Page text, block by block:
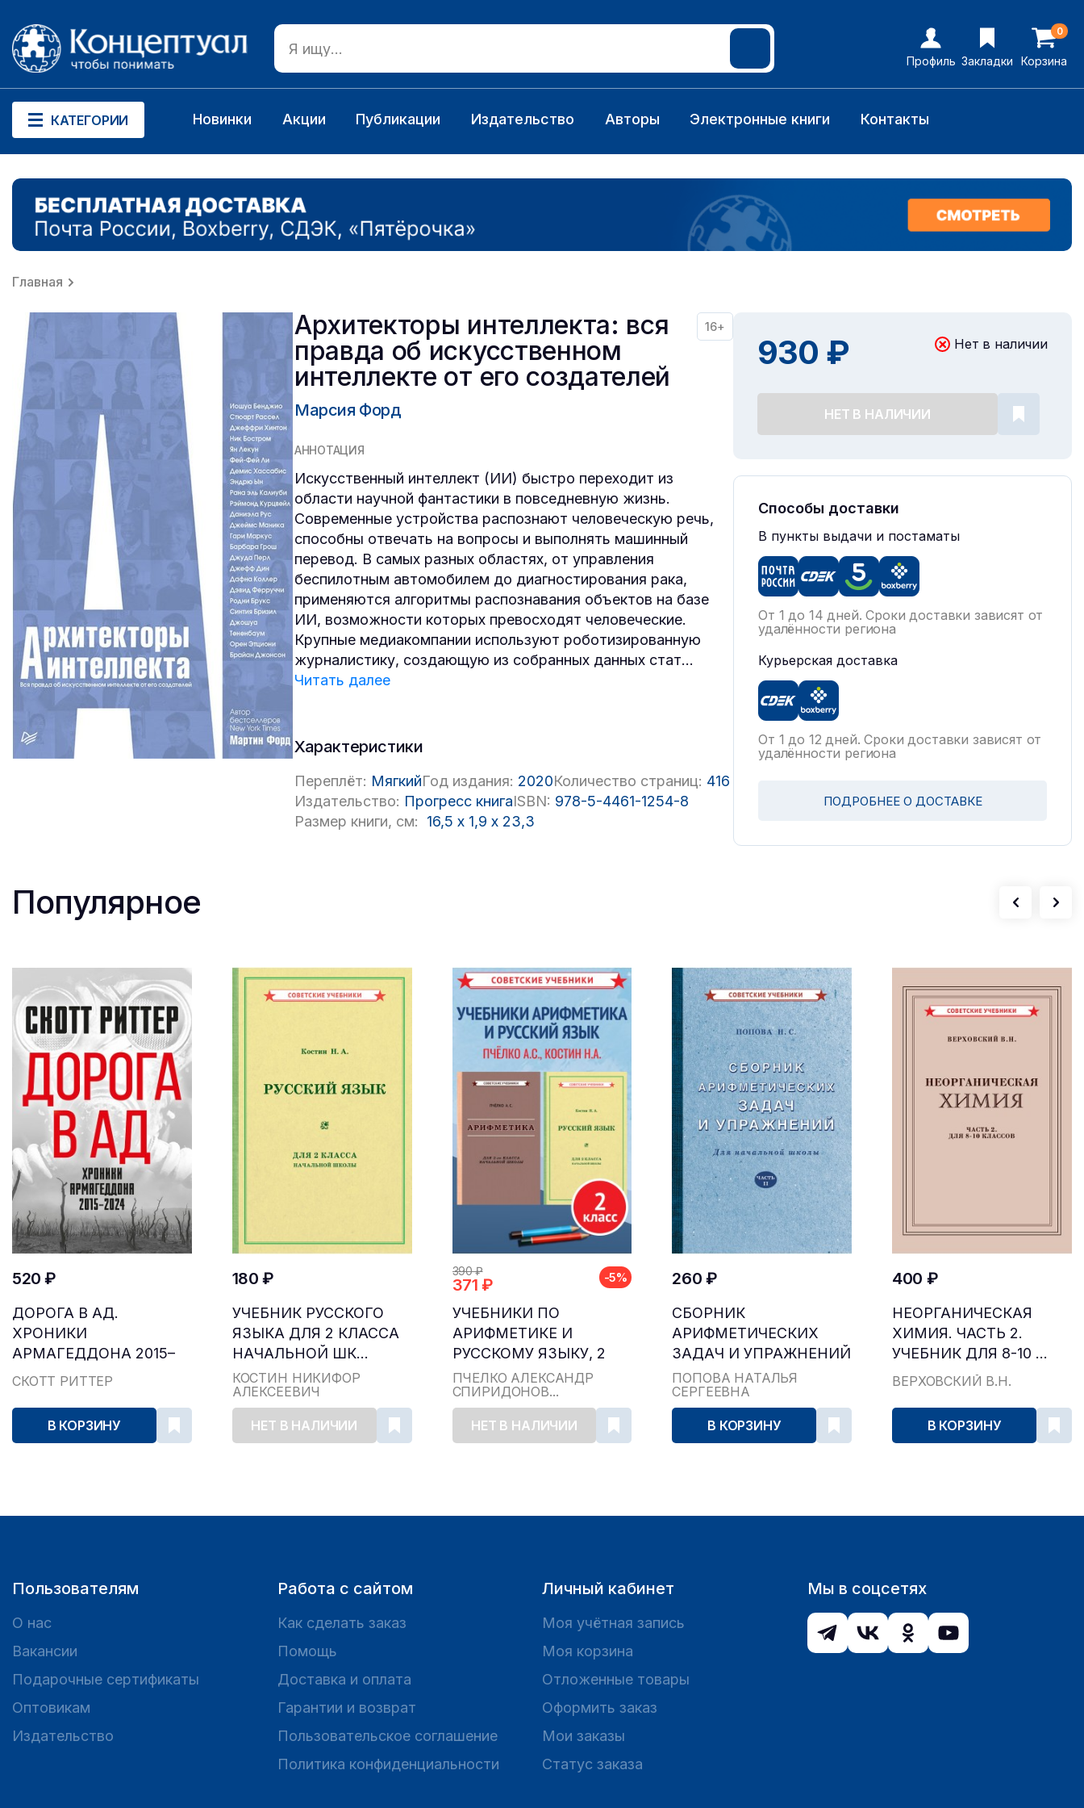
Профиль Закладки
0
Корзина
КАТЕГОРИИ Новинки Акции Публикации Издательство Авторы Электронные книги Контакты
Главная
Архитекторы интеллекта: вся
правда об искусственном
интеллекте от его создателей
16+
Марсия Форд
АННОТАЦИЯ
Искусственный интеллект (ИИ) быстро переходит из
области научной фантастики в повседневную жизнь.
Современные устройства распознают человеческую речь,
способны отвечать на вопросы и выполнять машинный
перевод. В самых разных областях, от управления
беспилотным автомобилем до диагностирования рака,
применяются алгоритмы распознавания объектов на базе
ИИ, возможности которых превосходят человеческие.
Крупные медиакомпании используют роботизированную
журналистику, создающую из собранных данных стат...
Читать далее
Характеристики
Переплёт: МягкийГод издания: 2020Количество страниц: 416
Издательство: Прогресс книгаISBN: 978-5-4461-1254-8
Размер книги, см:
16,5 x 1,9 x 23,3
930 ₽ Нет в наличии
НЕТ В НАЛИЧИИ
Способы доставки
В пункты выдачи и постаматы
От 1 до 14 дней. Сроки доставки зависят от
удалённости региона
Курьерская доставка
От 1 до 12 дней. Сроки доставки зависят от
удалённости региона
ПОДРОБНЕЕ О ДОСТАВКЕ
Популярное
520 ₽
ДОРОГА В АД.
ХРОНИКИ
АРМАГЕДДОНА 2015–
2024
СКОТТ РИТТЕР
В КОРЗИНУ
180 ₽
УЧЕБНИК РУССКОГО
ЯЗЫКА ДЛЯ 2 КЛАССА
НАЧАЛЬНОЙ ШК...
КОСТИН НИКИФОР
АЛЕКСЕЕВИЧ
НЕТ В НАЛИЧИИ
390 ₽
371 ₽ -5%
УЧЕБНИКИ ПО
АРИФМЕТИКЕ И
РУССКОМУ ЯЗЫКУ, 2
КЛАСС...
ПЧЁЛКО АЛЕКСАНДР
СПИРИДОНОВ...
НЕТ В НАЛИЧИИ
260 ₽
СБОРНИК
АРИФМЕТИЧЕСКИХ
ЗАДАЧ И УПРАЖНЕНИЙ
ДЛЯ НА...
ПОПОВА НАТАЛЬЯ
СЕРГЕЕВНА
В КОРЗИНУ
400 ₽
НЕОРГАНИЧЕСКАЯ
ХИМИЯ. ЧАСТЬ 2.
УЧЕБНИК ДЛЯ 8-10 ...
ВЕРХОВСКИЙ В.Н.
В КОРЗИНУ
Пользователям
О нас
Вакансии
Подарочные сертификаты
Оптовикам
Издательство
Работа с сайтом
Как сделать заказ
Помощь
Доставка и оплата
Гарантии и возврат
Пользовательское соглашение
Политика конфиденциальности
Личный кабинет
Моя учётная запись
Моя корзина
Отложенные товары
Оформить заказ
Мои заказы
Статус заказа
Мы в соцсетях